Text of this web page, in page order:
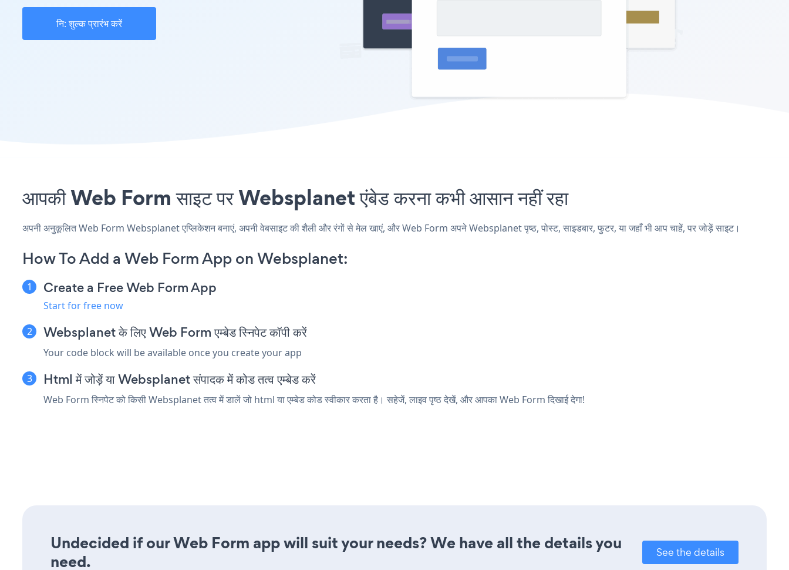
नि: शुल्क प्रारंभ करें
आपकी Web Form साइट पर Websplanet एंबेड करना कभी आसान नहीं रहा
अपनी अनुकूलित Web Form Websplanet एप्लिकेशन बनाएं, अपनी वेबसाइट की शैली और रंगों से मेल खाएं, और Web Form अपने Websplanet पृष्ठ, पोस्ट, साइडबार, फुटर, या जहाँ भी आप चाहें, पर जोड़ें साइट।
How To Add a Web Form App on Websplanet:
Create a Free Web Form App
Start for free now
Websplanet के लिए Web Form एम्बेड स्निपेट कॉपी करें
Your code block will be available once you create your app
Html में जोड़ें या Websplanet संपादक में कोड तत्व एम्बेड करें
Web Form स्निपेट को किसी Websplanet तत्व में डालें जो html या एम्बेड कोड स्वीकार करता है। सहेजें, लाइव पृष्ठ देखें, और आपका Web Form दिखाई देगा!
Undecided if our Web Form app will suit your needs? We have all the details you
need.
See the details